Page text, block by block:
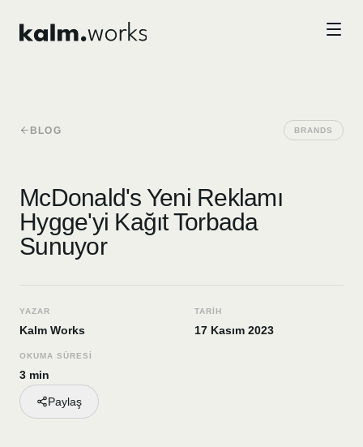
BLOG BRANDS
McDonald's Yeni Reklamı
Hygge'yi Kağıt Torbada
Sunuyor
YAZAR
Kalm Works
TARIH
17 Kasım 2023
OKUMA SÜRESI
3 min
Paylaş